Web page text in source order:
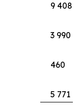
9 408
3 990
460
5 771